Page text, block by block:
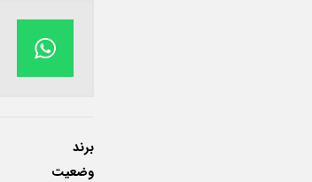
برند
وضعیت